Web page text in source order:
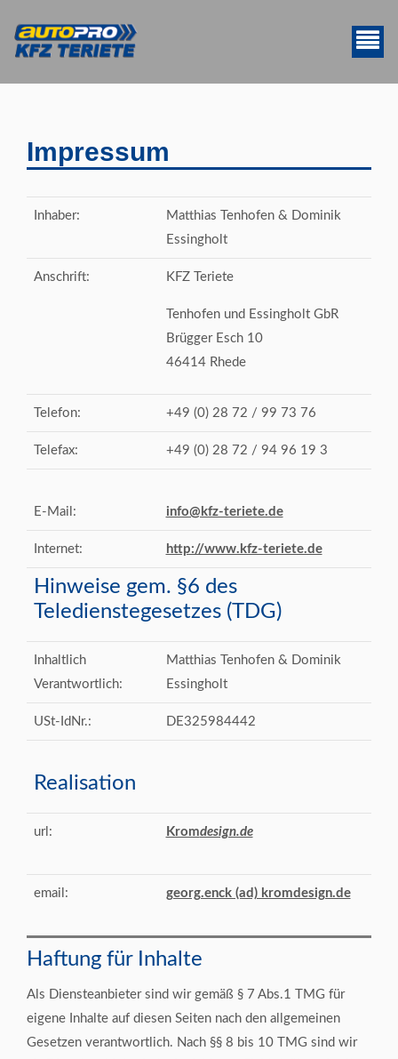
Impressum
Inhaber:
Matthias Tenhofen & Dominik
Essingholt
Anschrift: KFZ Teriete
Tenhofen und Essingholt GbR
Brügger Esch 10
46414 Rhede
Telefon: +49 (0) 28 72 / 99 73 76
Telefax: +49 (0) 28 72 / 94 96 19 3
E-Mail: info@kfz-teriete.de
Internet: http://www.kfz-teriete.de
Hinweise gem. §6 des
Teledienstegesetzes (TDG)
Inhaltlich
Verantwortlich:
Matthias Tenhofen & Dominik
Essingholt
USt-IdNr.: DE325984442
Realisation
url: Kromdesign.de
email: georg.enck (ad) kromdesign.de
Haftung für Inhalte
Als Diensteanbieter sind wir gemäß § 7 Abs.1 TMG für
eigene Inhalte auf diesen Seiten nach den allgemeinen
Gesetzen verantwortlich. Nach §§ 8 bis 10 TMG sind wir